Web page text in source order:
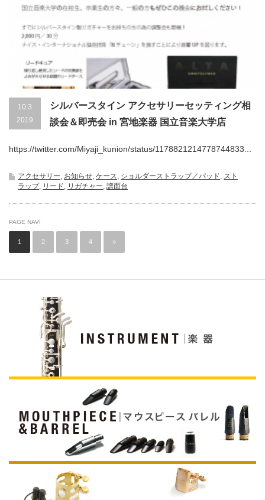
10.3
2019
シルバースタイン アクセサリーセッティング相
談会＆即売会 in 宮地楽器 国立音楽大学店
https://twitter.com/Miyaji_kunion/status/1178821214778744833...
アクセサリー, お知らせ, ケース, ショルダーストラップ／パッド, スト
ラップ, リード, リガチャー, 譜面台
PAGE NAVI
1 2 3 4 »